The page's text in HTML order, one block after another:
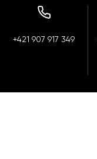
+421 907 917 349